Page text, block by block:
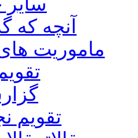
آنچه
ماموریت
تقویم